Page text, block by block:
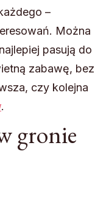
–
Można
pasują do
zabawę, bez
czy kolejna
.
gronie